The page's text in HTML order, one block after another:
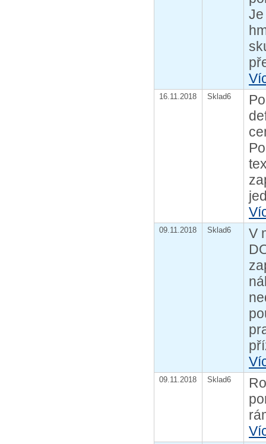
16.11.2018 Sklad6
09.11.2018 Sklad6
V
09.11.2018 Sklad6